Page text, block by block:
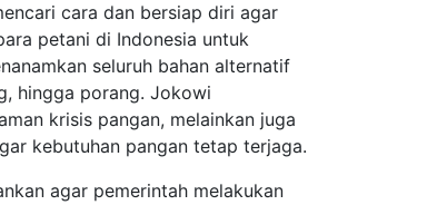
cara dan bersiap diri agar
petani di Indonesia untuk
seluruh bahan alternatif
hingga porang. Jokowi
krisis pangan, melainkan juga
kebutuhan pangan tetap terjaga.
agar pemerintah melakukan